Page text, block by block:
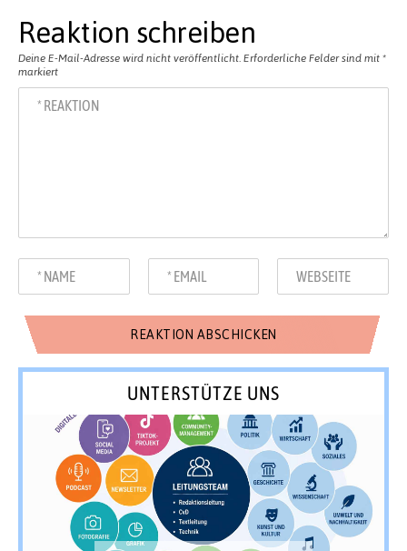
Reaktion schreiben
Deine E-Mail-Adresse wird nicht veröffentlicht. Erforderliche Felder sind mit *
markiert
UNTERSTÜTZE UNS